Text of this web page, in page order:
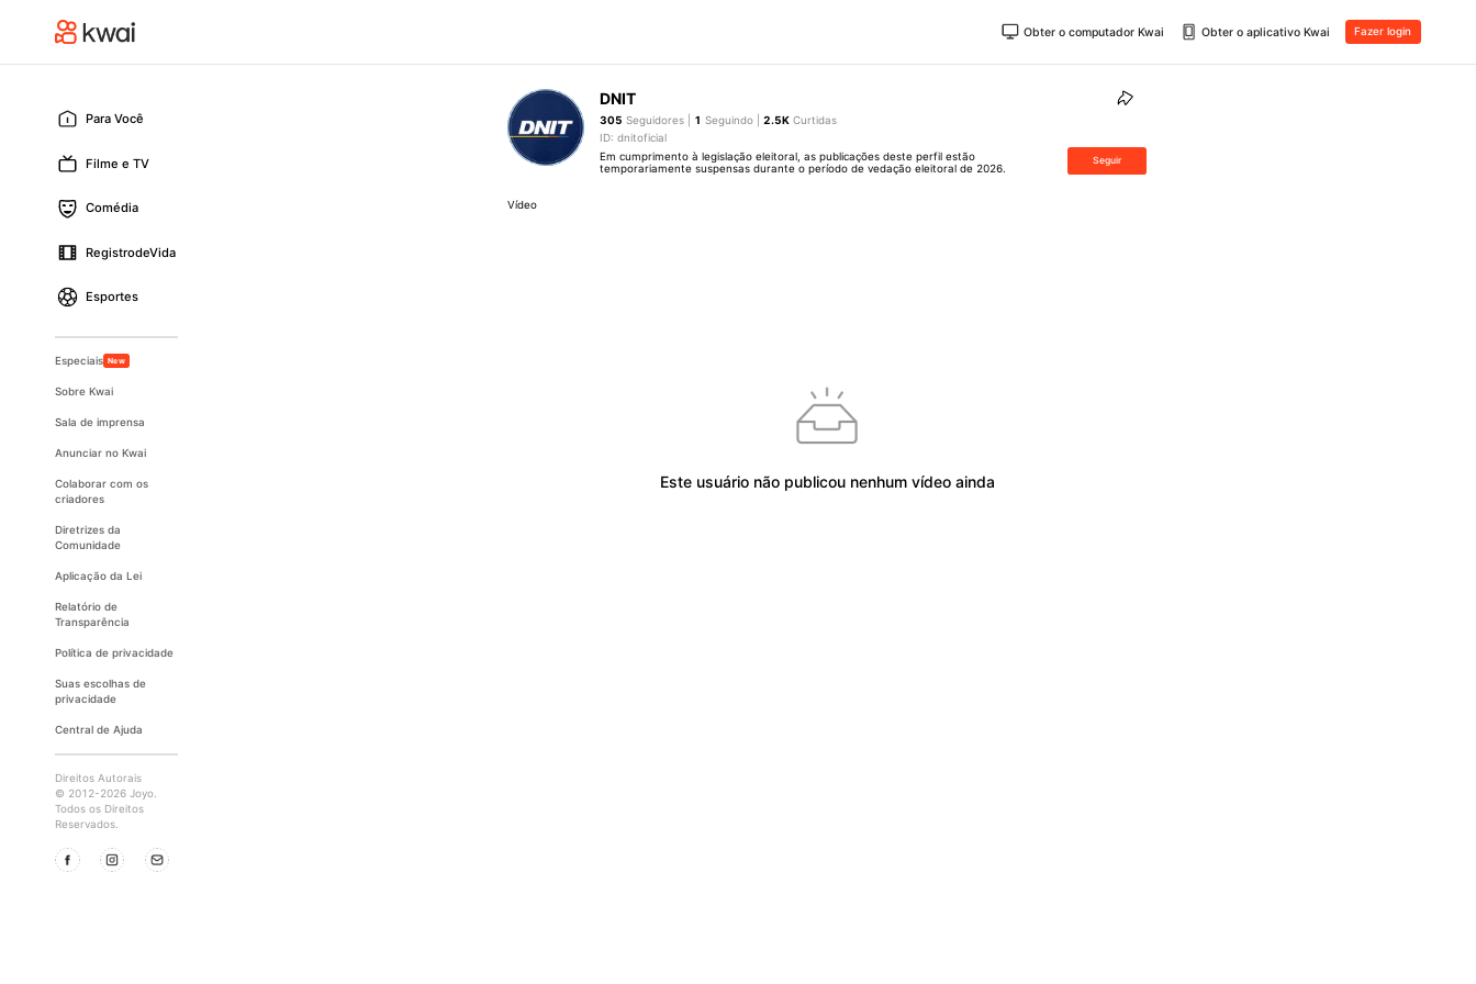
Obter o computador Kwai Obter o aplicativo Kwai Fazer login
Para Você
Filme e TV
Comédia
RegistrodeVida
Esportes
Especiais New
Sobre Kwai
Sala de imprensa
Anunciar no Kwai
Colaborar com os
criadores
Diretrizes da
Comunidade
Aplicação da Lei
Relatório de
Transparência
Política de privacidade
Suas escolhas de
privacidade
Central de Ajuda
Direitos Autorais
© 2012-2026 Joyo.
Todos os Direitos
Reservados.
DNIT
305 Seguidores | 1 Seguindo |2.5K Curtidas
ID: dnitoficial
Em cumprimento à legislação eleitoral, as publicações deste perfil estão
temporariamente suspensas durante o período de vedação eleitoral de 2026.
Seguir
Vídeo
Este usuário não publicou nenhum vídeo ainda